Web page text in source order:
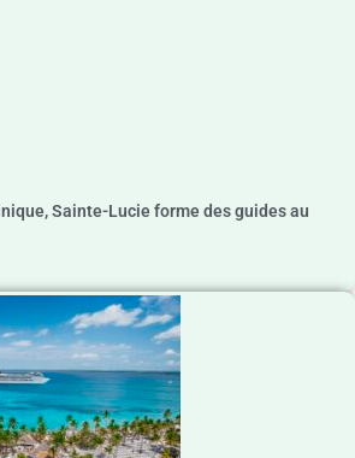
Sainte-Lucie forme des guides au